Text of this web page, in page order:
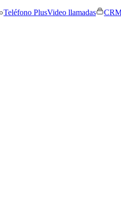
Teléfono PlusVideo llamadas